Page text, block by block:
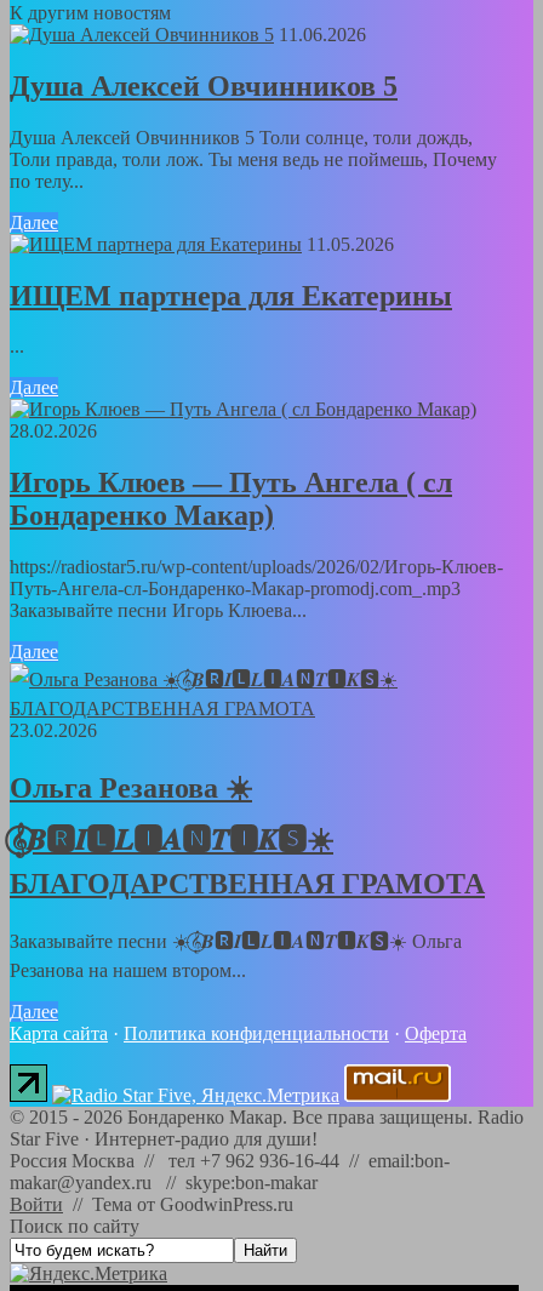
К другим новостям
11.06.2026
Душа Алексей Овчинников 5
Душа Алексей Овчинников 5 Толи солнце, толи дождь,
Толи правда, толи лож. Ты меня ведь не поймешь, Почему
по телу...
Далее
11.05.2026
ИЩЕМ партнера для Екатерины
...
Далее
28.02.2026
Игорь Клюев — Путь Ангела ( сл
Бондаренко Макар)
https://radiostar5.ru/wp-content/uploads/2026/02/Игорь-Клюев-
Путь-Ангела-сл-Бондаренко-Макар-promodj.com_.mp3
Заказывайте песни Игорь Клюева...
Далее
23.02.2026
Ольга Резанова ☀️
𝄞⃝𝑩🆁𝑰🅻𝑳🅸𝑨🅽𝑻🅸𝑲🆂☀️
БЛАГОДАРСТВЕННАЯ ГРАМОТА
Заказывайте песни ☀️𝄞⃝𝑩🆁𝑰🅻𝑳🅸𝑨🅽𝑻🅸𝑲🆂☀️ Ольга
Резанова на нашем втором...
Далее
Карта сайта · Политика конфиденциальности · Оферта
© 2015 - 2026 Бондаренко Макар. Все права защищены. Radio
Star Five · Интернет-радио для души!
Россия Москва // тел +7 962 936-16-44 // email:bon-
makar@yandex.ru // skype:bon-makar
Войти // Тема от GoodwinPress.ru
Поиск по сайту